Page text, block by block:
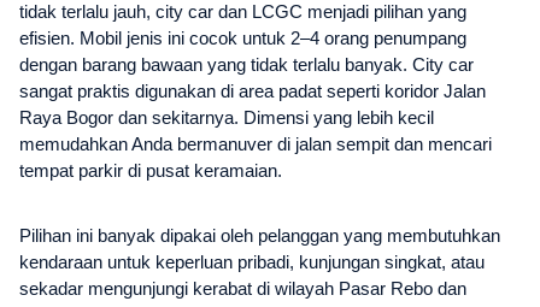
tidak terlalu jauh, city car dan LCGC menjadi pilihan yang
efisien. Mobil jenis ini cocok untuk 2–4 orang penumpang
dengan barang bawaan yang tidak terlalu banyak. City car
sangat praktis digunakan di area padat seperti koridor Jalan
Raya Bogor dan sekitarnya. Dimensi yang lebih kecil
memudahkan Anda bermanuver di jalan sempit dan mencari
tempat parkir di pusat keramaian.
Pilihan ini banyak dipakai oleh pelanggan yang membutuhkan
kendaraan untuk keperluan pribadi, kunjungan singkat, atau
sekadar mengunjungi kerabat di wilayah Pasar Rebo dan